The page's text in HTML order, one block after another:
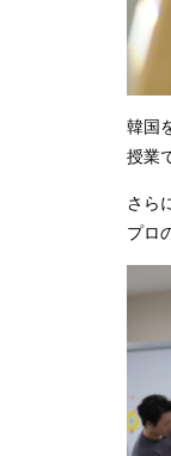
韓国
授業
さら
プロ